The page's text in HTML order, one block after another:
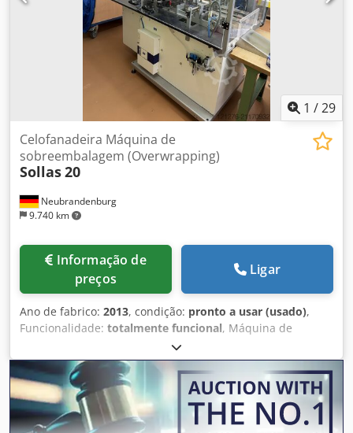
1 /29
Neubrandenburg
9.740 km
Celofanadeira Máquina de
sobreembalagem (Overwrapping)
Sollas20
preços
Ligar
Ano de fabrico: 2013, condição: pronto a usar (usado),
Funcionalidade: totalmente funcional, Máquina de
sobreembalagem / celofaneadora do fabricante Sollas
Holland B.V., modelo SOLLAS 20, ano de fabricação 2013
Uma máquina de embalagem compacta e confiável para
sobreembalagens de alta qualidade com celofane/filme de
produtos individuais ou agrupados. Dados técnicos Tipo
de máquina: Máquina de sobreembalagem /